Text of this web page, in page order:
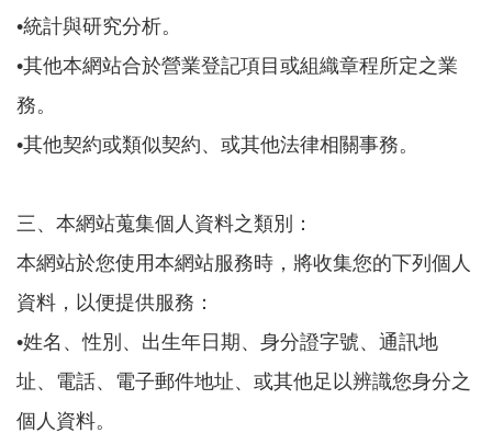
能
鞋
官
網
)
•統計與研究分析。
•其他本網站合於營業登記項目或組織章程所定之業
務。
•其他契約或類似契約、或其他法律相關事務。
三、本網站蒐集個人資料之類別：
本網站於您使用本網站服務時，將收集您的下列個人
資料，以便提供服務：
•姓名、性別、出生年日期、身分證字號、通訊地
址、電話、電子郵件地址、或其他足以辨識您身分之
個人資料。